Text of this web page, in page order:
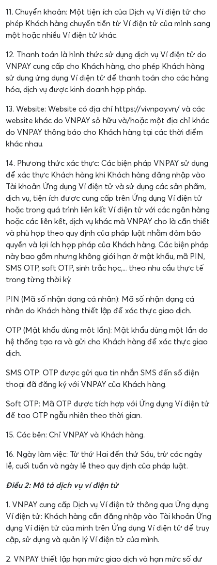
11. Chuyển khoản: Một tiện ích của Dịch vụ Ví điện tử cho
phép Khách hàng chuyển tiền từ Ví điện tử của mình sang
một hoặc nhiều Ví điện tử khác.
12. Thanh toán là hình thức sử dụng dịch vụ Ví điện tử do
VNPAY cung cấp cho Khách hàng, cho phép Khách hàng
sử dụng ứng dụng Ví điện tử để thanh toán cho các hàng
hóa, dịch vụ được kinh doanh hợp pháp.
13. Website: Website có địa chỉ https://vivnpay.vn/ và các
website khác do VNPAY sở hữu và/hoặc một địa chỉ khác
do VNPAY thông báo cho Khách hàng tại các thời điểm
khác nhau.
14. Phương thức xác thực: Các biện pháp VNPAY sử dụng
để xác thực Khách hàng khi Khách hàng đăng nhập vào
Tài khoản Ứng dụng Ví điện tử và sử dụng các sản phẩm,
dịch vụ, tiện ích được cung cấp trên Ứng dụng Ví điện tử
hoặc trong quá trình liên kết Ví điện tử với các ngân hàng
hoặc các liên kết, dịch vụ khác mà VNPAY cho là cần thiết
và phù hợp theo quy định của pháp luật nhằm đảm bảo
quyền và lợi ích hợp pháp của Khách hàng. Các biện pháp
này bao gồm nhưng không giới hạn ở mật khẩu, mã PIN,
SMS OTP, soft OTP, sinh trắc học,... theo nhu cầu thực tế
trong từng thời kỳ.
PIN (Mã số nhận dạng cá nhân): Mã số nhận dạng cá
nhân do Khách hàng thiết lập để xác thực giao dịch.
OTP (Mật khẩu dùng một lần): Mật khẩu dùng một lần do
hệ thống tạo ra và gửi cho Khách hàng để xác thực giao
dịch.
SMS OTP: OTP được gửi qua tin nhắn SMS đến số điện
thoại đã đăng ký với VNPAY của Khách hàng.
Soft OTP: Mã OTP được tích hợp với Ứng dụng Ví điện tử
để tạo OTP ngẫu nhiên theo thời gian.
15. Các bên: Chỉ VNPAY và Khách hàng.
16. Ngày làm việc: Từ thứ Hai đến thứ Sáu, trừ các ngày
lễ, cuối tuần và ngày lễ theo quy định của pháp luật.
Điều 2: Mô tả dịch vụ ví điện tử
1. VNPAY cung cấp Dịch vụ Ví điện tử thông qua Ứng dụng
Ví điện tử: Khách hàng cần đăng nhập vào Tài khoản Ứng
dụng Ví điện tử của mình trên Ứng dụng Ví điện tử để truy
cập, sử dụng và quản lý Ví điện tử của mình.
2. VNPAY thiết lập hạn mức giao dịch và hạn mức số dư